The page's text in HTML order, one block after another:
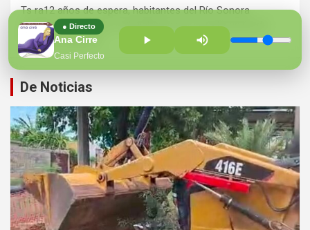
● Directo
Ana Cirre
Casi Perfecto
Ts ra12 años de espera, habitantes del Río Sonora
agradecen a Durazo y Sheinbaum por construcción de
Hospital Regional
De Noticias